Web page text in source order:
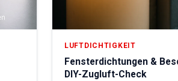
LUFTDICHTIGKEIT
Fensterdichtungen &
DIY-Zugluft-Check